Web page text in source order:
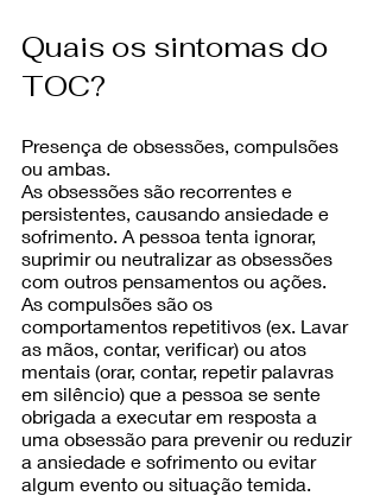
Quais os sintomas do
TOC?
Presença de obsessões, compulsões
ou ambas.
As obsessões são recorrentes e
persistentes, causando ansiedade e
sofrimento. A pessoa tenta ignorar,
suprimir ou neutralizar as obsessões
com outros pensamentos ou ações.
As compulsões são os
comportamentos repetitivos (ex. Lavar
as mãos, contar, verificar) ou atos
mentais (orar, contar, repetir palavras
em silêncio) que a pessoa se sente
obrigada a executar em resposta a
uma obsessão para prevenir ou reduzir
a ansiedade e sofrimento ou evitar
algum evento ou situação temida.